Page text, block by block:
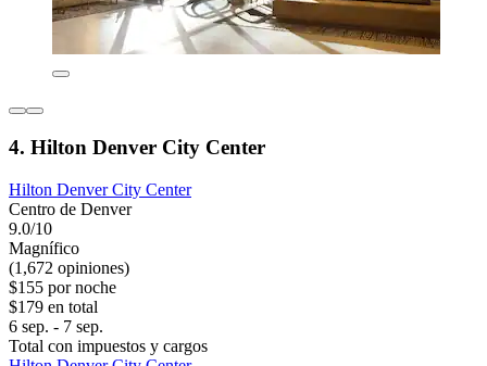
4. Hilton Denver City Center
Hilton Denver City Center
Centro de Denver
9.0/10
Magnífico
(1,672 opiniones)
$155 por noche
$179 en total
6 sep. - 7 sep.
Total con impuestos y cargos